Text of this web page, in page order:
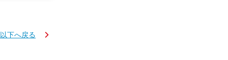
下へ戻る